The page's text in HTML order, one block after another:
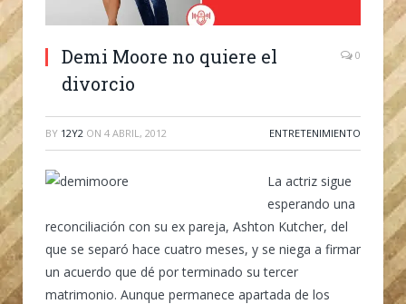
Demi Moore no quiere el
divorcio
0
BY 12Y2 ON 4 ABRIL, 2012 ENTRETENIMIENTO
La actriz sigue
esperando una
reconciliación con su ex pareja, Ashton Kutcher, del
que se separó hace cuatro meses, y se niega a firmar
un acuerdo que dé por terminado su tercer
matrimonio. Aunque permanece apartada de los